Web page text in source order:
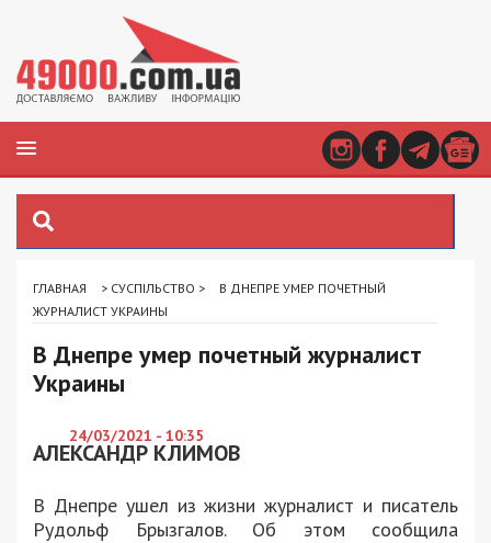
ГЛАВНАЯ > СУСПІЛЬСТВО >
В ДНЕПРЕ УМЕР ПОЧЕТНЫЙ
ЖУРНАЛИСТ УКРАИНЫ
В Днепре умер почетный журналист
Украины
24/03/2021 - 10:35
АЛЕКСАНДР КЛИМОВ
В Днепре ушел из жизни журналист и писатель
Рудольф Брызгалов. Об этом сообщила